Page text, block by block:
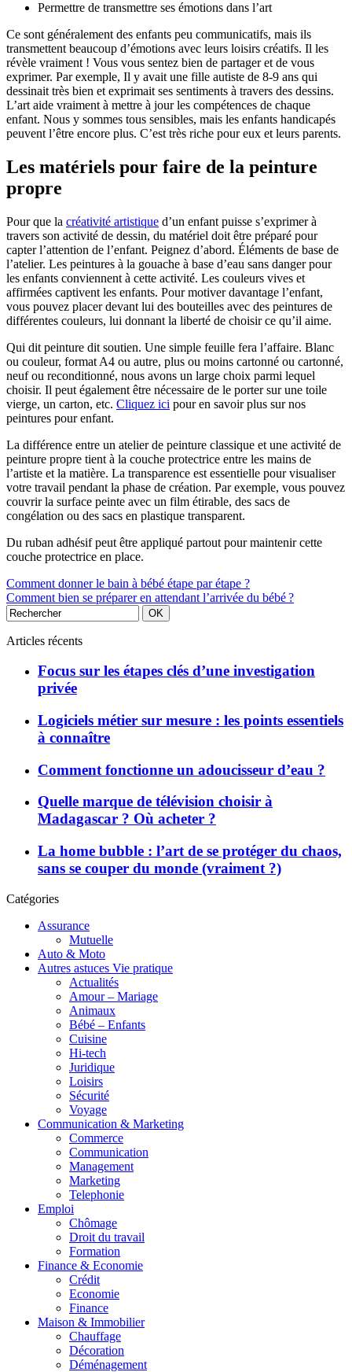
Permettre de transmettre ses émotions dans l’art
Ce sont généralement des enfants peu communicatifs, mais ils
transmettent beaucoup d’émotions avec leurs loisirs créatifs. Il les
révèle vraiment ! Vous vous sentez bien de partager et de vous
exprimer. Par exemple, Il y avait une fille autiste de 8-9 ans qui
dessinait très bien et exprimait ses sentiments à travers des dessins.
L’art aide vraiment à mettre à jour les compétences de chaque
enfant. Nous y sommes tous sensibles, mais les enfants handicapés
peuvent l’être encore plus. C’est très riche pour eux et leurs parents.
Les matériels pour faire de la peinture
propre
Pour que la créativité artistique d’un enfant puisse s’exprimer à
travers son activité de dessin, du matériel doit être préparé pour
capter l’attention de l’enfant. Peignez d’abord. Éléments de base de
l’atelier. Les peintures à la gouache à base d’eau sans danger pour
les enfants conviennent à cette activité. Les couleurs vives et
affirmées captivent les enfants. Pour motiver davantage l’enfant,
vous pouvez placer devant lui des bouteilles avec des peintures de
différentes couleurs, lui donnant la liberté de choisir ce qu’il aime.
Qui dit peinture dit soutien. Une simple feuille fera l’affaire. Blanc
ou couleur, format A4 ou autre, plus ou moins cartonné ou cartonné,
neuf ou reconditionné, nous avons un large choix parmi lequel
choisir. Il peut également être nécessaire de le porter sur une toile
vierge, un carton, etc. Cliquez ici pour en savoir plus sur nos
peintures pour enfant.
La différence entre un atelier de peinture classique et une activité de
peinture propre tient à la couche protectrice entre les mains de
l’artiste et la matière. La transparence est essentielle pour visualiser
votre travail pendant la phase de création. Par exemple, vous pouvez
couvrir la surface peinte avec un film étirable, des sacs de
congélation ou des sacs en plastique transparent.
Du ruban adhésif peut être appliqué partout pour maintenir cette
couche protectrice en place.
Comment donner le bain à bébé étape par étape ?
Comment bien se préparer en attendant l’arrivée du bébé ?
Articles récents
Focus sur les étapes clés d’une investigation
privée
Logiciels métier sur mesure : les points essentiels
à connaître
Comment fonctionne un adoucisseur d’eau ?
Quelle marque de télévision choisir à
Madagascar ? Où acheter ?
La home bubble : l’art de se protéger du chaos,
sans se couper du monde (vraiment ?)
Catégories
Assurance
Mutuelle
Auto & Moto
Autres astuces Vie pratique
Actualités
Amour – Mariage
Animaux
Bébé – Enfants
Cuisine
Hi-tech
Juridique
Loisirs
Sécurité
Voyage
Communication & Marketing
Commerce
Communication
Management
Marketing
Telephonie
Emploi
Chômage
Droit du travail
Formation
Finance & Economie
Crédit
Economie
Finance
Maison & Immobilier
Chauffage
Décoration
Déménagement